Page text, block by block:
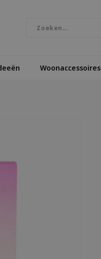
Woonaccessoires